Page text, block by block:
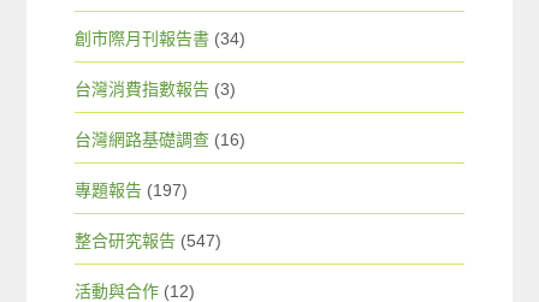
創市際月刊報告書 (34)
台灣消費指數報告 (3)
台灣網路基礎調查 (16)
專題報告 (197)
整合研究報告 (547)
活動與合作 (12)